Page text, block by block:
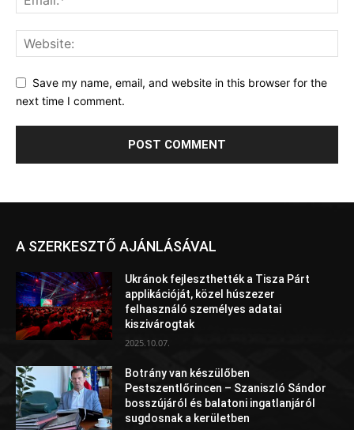
Save my name, email, and website in this browser for the
next time I comment.
A SZERKESZTŐ AJÁNLÁSÁVAL
Ukránok fejleszthették a Tisza Párt
applikációját, közel húszezer
felhasználó személyes adatai
kiszivárogtak
2025.10.07.
Botrány van készülőben
Pestszentlőrincen – Szaniszló Sándor
bosszújáról és balatoni ingatlanjáról
sugdosnak a kerületben